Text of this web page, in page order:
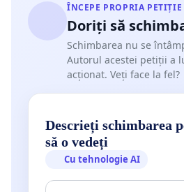
ÎNCEPE PROPRIA PETIȚIE
Doriți să
Schimbarea nu se
Autorul acestei petiții a
acționat. Veți face la fel?
Descrieți schimbarea
să o vedeți
Cu tehnologie AI